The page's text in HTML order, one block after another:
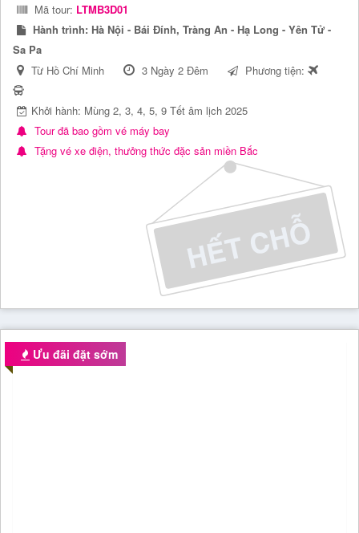
Mã tour: LTMB3D01
Hành trình: Hà Nội - Bái Đính, Tràng An - Hạ Long - Yên Tử -
Sa Pa
Từ Hồ Chí Minh
3 Ngày 2 Đêm Phương tiện:
Khởi hành: Mùng 2, 3, 4, 5, 9 Tết âm lịch 2025
Tour đã bao gồm vé máy bay
Tặng vé xe điện, thưởng thức đặc sản miền Bắc
Ưu đãi đặt sớm